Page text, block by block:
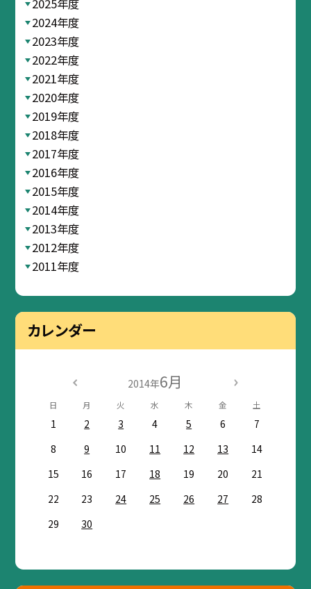
2025年度
2024年度
2023年度
2022年度
2021年度
2020年度
2019年度
2018年度
2017年度
2016年度
2015年度
2014年度
2013年度
2012年度
2011年度
カレンダー
2014年6月
日 月 火 水 木 金 土
1 2 3 4 5 6
7
8
9 10 11 12 13
14
15
16 17 18 19 20
21
22
23 24 25 26 27
28
29
30